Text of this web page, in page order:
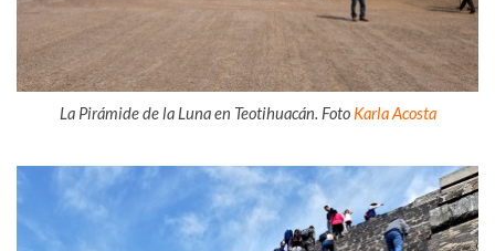
La Pirámide de la Luna en Teotihuacán. Foto Karla Acosta